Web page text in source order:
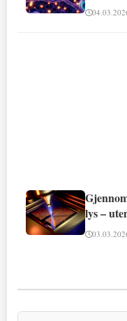
lys –